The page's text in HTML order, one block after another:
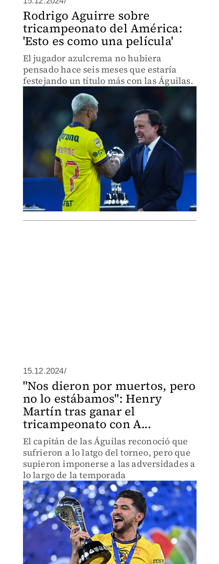
Rodrigo Aguirre sobre
tricampeonato del América:
'Esto es como una película'
El jugador azulcrema no hubiera
pensado hace seis meses que estaría
festejando un título más con las Águilas.
15.12.2024/
"Nos dieron por muertos, pero
no lo estábamos": Henry
Martín tras ganar el
tricampeonato con A...
El capitán de las Águilas reconoció que
sufrieron a lo latgo del torneo, pero que
supieron imponerse a las adversidades a
lo largo de la temporada